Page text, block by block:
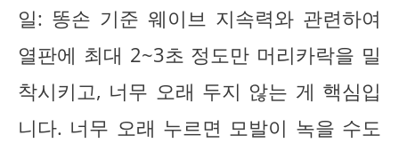
일: 똥손 기준 웨이브 지속력와 관련하여
열판에 최대 2~3초 정도만 머리카락을 밀
착시키고, 너무 오래 두지 않는 게 핵심입
니다. 너무 오래 누르면 모발이 녹을 수도